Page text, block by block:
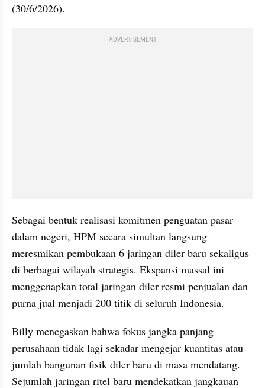
(30/6/2026).
ADVERTISEMENT
Sebagai bentuk realisasi komitmen penguatan pasar
dalam negeri, HPM secara simultan langsung
meresmikan pembukaan 6 jaringan diler baru sekaligus
di berbagai wilayah strategis. Ekspansi massal ini
menggenapkan total jaringan diler resmi penjualan dan
purna jual menjadi 200 titik di seluruh Indonesia.
Billy menegaskan bahwa fokus jangka panjang
perusahaan tidak lagi sekadar mengejar kuantitas atau
jumlah bangunan fisik diler baru di masa mendatang.
Sejumlah jaringan ritel baru mendekatkan jangkauan